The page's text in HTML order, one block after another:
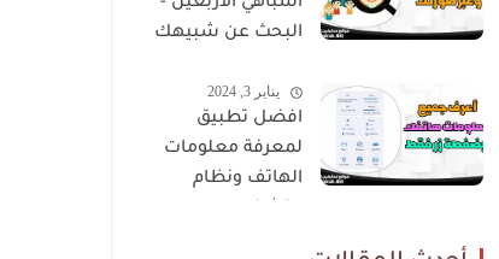
البحث عن شبيهك
يناير 3, 2024
افضل تطبيق
لمعرفة معلومات
الهاتف ونظام